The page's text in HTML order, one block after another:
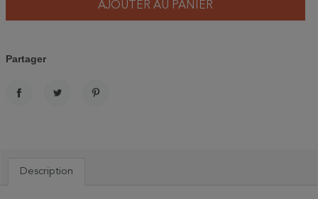
AJOUTER AU PANIER
Partager
Description